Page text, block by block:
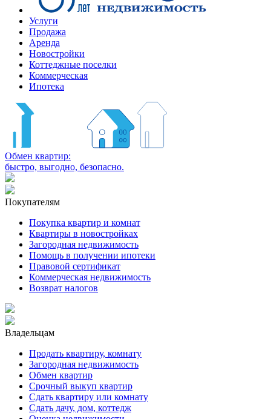
Услуги
Продажа
Аренда
Новостройки
Коттеджные поселки
Коммерческая
Ипотека
Обмен квартир:
быстро, выгодно, безопасно.
Покупателям
Покупка квартир и комнат
Квартиры в новостройках
Загородная недвижимость
Помощь в получении ипотеки
Правовой сертификат
Коммерческая недвижимость
Возврат налогов
Владельцам
Продать квартиру, комнату
Загородная недвижимость
Обмен квартир
Срочный выкуп квартир
Сдать квартиру или комнату
Сдать дачу, дом, коттедж